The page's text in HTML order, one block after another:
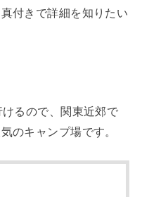
付きで詳細を知りたい
るので、関東近郊で
のキャンプ場です。